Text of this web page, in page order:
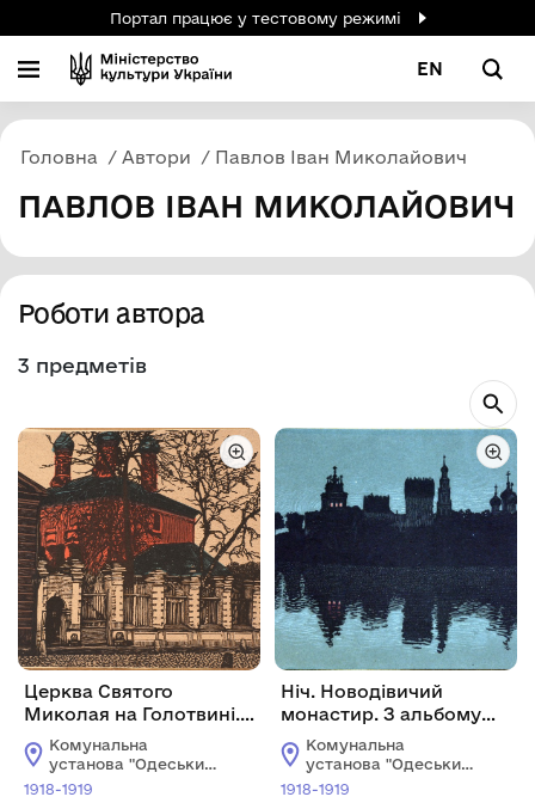
Портал працює у тестовому режимі
EN
Головна Автори Павлов Іван Миколайович
ПАВЛОВ ІВАН МИКОЛАЙОВИЧ
Роботи автора
3 предметів
Церква Святого
Миколая на Голотвині.
З альбому «Куточки
Москви»
Комунальна
установа "Одеський
національний
1918-1919
Ніч. Новодівичий
монастир. З альбому
«Куточки Москви»
Комунальна
установа "Одеський
національний
1918-1919